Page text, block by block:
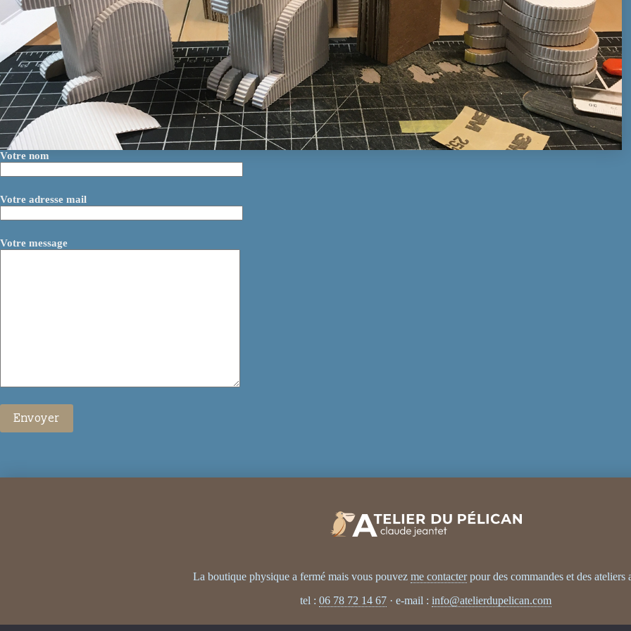
Votre nom
Votre adresse mail
Votre message
La boutique physique a fermé mais vous pouvez me contacterpour des commandes et des ateliers
tel :06 78 72 14 67 · e-mail :info@atelierdupelican.com